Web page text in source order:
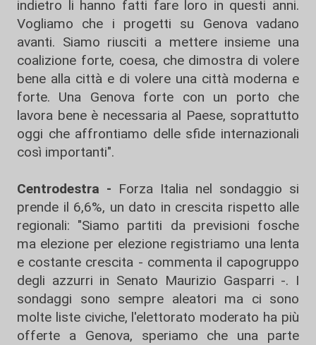
indietro li hanno fatti fare loro in questi anni.
Vogliamo che i progetti su Genova vadano
avanti. Siamo riusciti a mettere insieme una
coalizione forte, coesa, che dimostra di volere
bene alla città e di volere una città moderna e
forte. Una Genova forte con un porto che
lavora bene è necessaria al Paese, soprattutto
oggi che affrontiamo delle sfide internazionali
così importanti".
Centrodestra - Forza Italia nel sondaggio si
prende il 6,6%, un dato in crescita rispetto alle
regionali: "Siamo partiti da previsioni fosche
ma elezione per elezione registriamo una lenta
e costante crescita - commenta il capogruppo
degli azzurri in Senato Maurizio Gasparri -. I
sondaggi sono sempre aleatori ma ci sono
molte liste civiche, l'elettorato moderato ha più
offerte a Genova, speriamo che una parte